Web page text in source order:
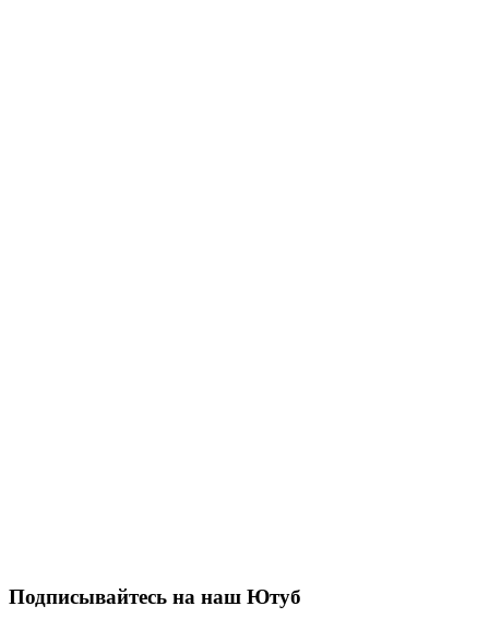
Подписывайтесь на наш Ютуб